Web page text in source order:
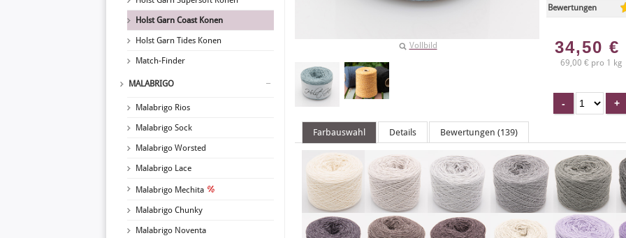
Holst Garn Coast Konen
Holst Garn Tides Konen
Match-Finder
MALABRIGO
Malabrigo Rios
Malabrigo Sock
Malabrigo Worsted
Malabrigo Lace
Malabrigo Mechita
Malabrigo Chunky
Malabrigo Noventa
Vollbild
Bewertungen
34,50 €
69,00 € pro 1 kg
Farbauswahl Details Bewertungen (139)